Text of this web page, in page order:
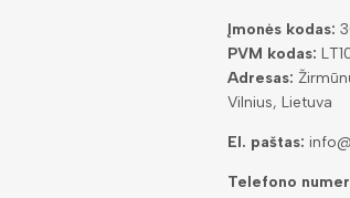
Įmonės kodas:
PVM kodas:
Adresas:
Vilnius, Lietuva
El. paštas:
Telefono